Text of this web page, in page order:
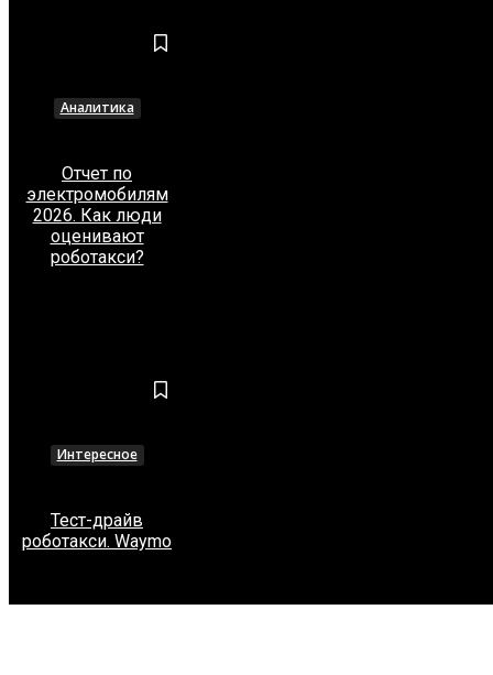
Аналитика
Отчет по
электромобилям
2026. Как люди
оценивают
роботакси?
Интересное
Тест-драйв
роботакси. Waymo